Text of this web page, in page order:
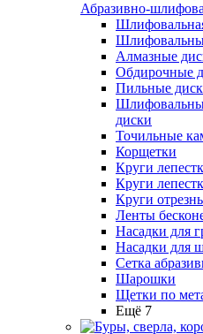
Абразивно-
Алмазные
Обдирочные
Пильные
диски
Точильные
Корщетки
Круги
Круги
Круги
Ленты
Насадки для
Насадки для
Сетка
Шарошки
Щетки по
Ещё 7